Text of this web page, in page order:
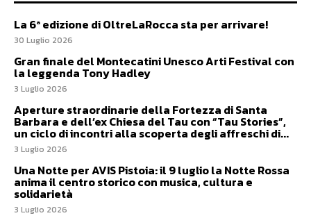
La 6ª edizione di OltreLaRocca sta per arrivare!
30 Luglio 2026
Gran finale del Montecatini Unesco Arti Festival con
la leggenda Tony Hadley
3 Luglio 2026
Aperture straordinarie della Fortezza di Santa
Barbara e dell’ex Chiesa del Tau con “Tau Stories”,
un ciclo di incontri alla scoperta degli affreschi di...
3 Luglio 2026
Una Notte per AVIS Pistoia: il 9 luglio la Notte Rossa
anima il centro storico con musica, cultura e
solidarietà
3 Luglio 2026